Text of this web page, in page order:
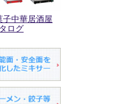
子中華居酒屋
ログ